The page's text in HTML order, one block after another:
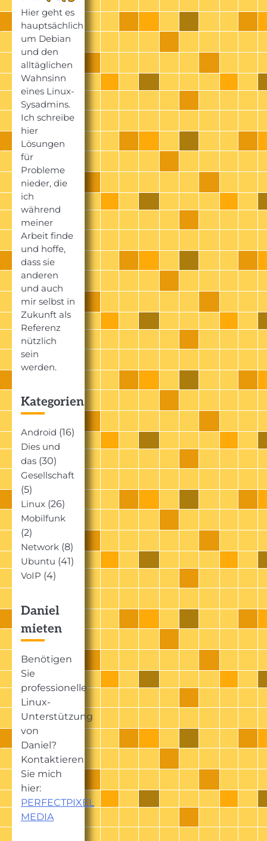
Hier geht es
hauptsächlich
um Debian
und den
alltäglichen
Wahnsinn
eines Linux-
Sysadmins.
Ich schreibe
hier
Lösungen
für
Probleme
nieder, die
ich
während
meiner
Arbeit finde
und hoffe,
dass sie
anderen
und auch
mir selbst in
Zukunft als
Referenz
nützlich
sein
werden.
Kategorien
Android (16)
Dies und
das (30)
Gesellschaft
(5)
Linux (26)
Mobilfunk
(2)
Network (8)
Ubuntu (41)
VoIP (4)
Daniel
mieten
Benötigen
Sie
professionelle
Linux-
Unterstützung
von
Daniel?
Kontaktieren
Sie mich
hier:
PERFECTPIXEL
MEDIA